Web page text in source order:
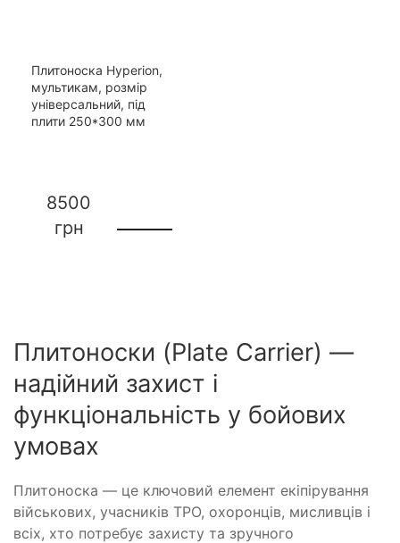
Плитоноска Hyperion,
мультикам, розмір
універсальний, під
плити 250*300 мм
8500
грн
Плитоноски (Plate Carrier) —
надійний захист і
функціональність у бойових
умовах
Плитоноска — це ключовий елемент екіпірування
військових, учасників ТРО, охоронців, мисливців і
всіх, хто потребує захисту та зручного